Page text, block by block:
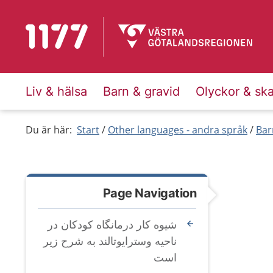
To start page for 1177
Liv & hälsa Barn & gravid Olyckor &
Du är här: Start Other languages - andra språk
Page Navigation
شیوه کار درمانگاه کودکان در
ناحیه وسترایوتالند به شرح زیر
است